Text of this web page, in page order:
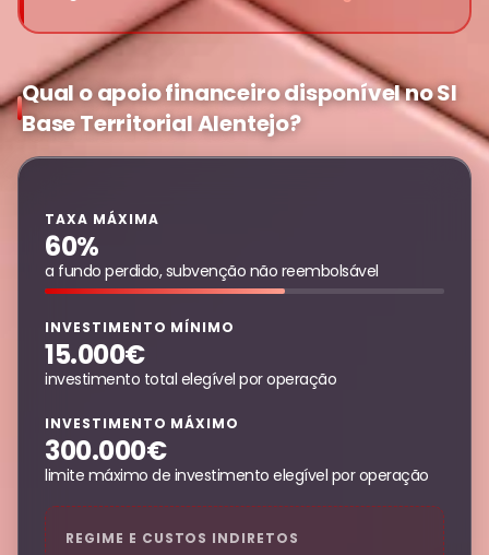
Qual o apoio financeiro disponível no SI
Base Territorial Alentejo?
TAXA MÁXIMA
60%
a fundo perdido, subvenção não reembolsável
INVESTIMENTO MÍNIMO
15.000€
investimento total elegível por operação
INVESTIMENTO MÁXIMO
300.000€
limite máximo de investimento elegível por operação
REGIME E CUSTOS INDIRETOS